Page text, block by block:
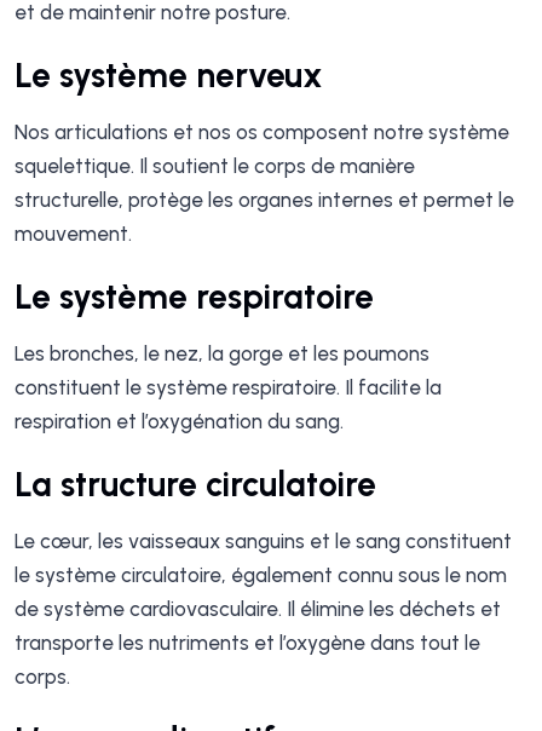
et de maintenir notre posture.
Le système nerveux
Nos articulations et nos os composent notre système
squelettique. Il soutient le corps de manière
structurelle, protège les organes internes et permet le
mouvement.
Le système respiratoire
Les bronches, le nez, la gorge et les poumons
constituent le système respiratoire. Il facilite la
respiration et l’oxygénation du sang.
La structure circulatoire
Le cœur, les vaisseaux sanguins et le sang constituent
le système circulatoire, également connu sous le nom
de système cardiovasculaire. Il élimine les déchets et
transporte les nutriments et l’oxygène dans tout le
corps.